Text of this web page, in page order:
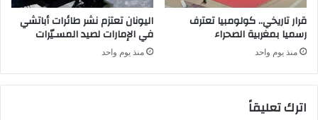
قرار تاريخي.. كولومبيا تعترف
رسميا بمغربية الصحراء
منذ يوم واحد
اليونان تعتزم نشر طائرات أباتشي
في الإمارات لصيد المسـيّرات
منذ يوم واحد
اترك تعليقاً